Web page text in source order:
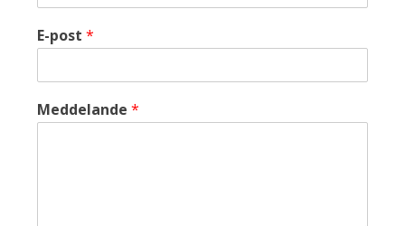
E-post *
Meddelande *